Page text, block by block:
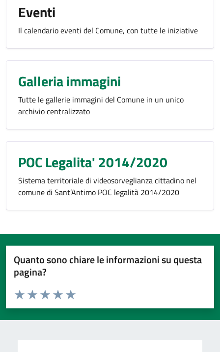
Eventi
Il calendario eventi del Comune, con tutte le iniziative
Galleria immagini
Tutte le gallerie immagini del Comune in un unico
archivio centralizzato
POC Legalita' 2014/2020
Sistema territoriale di videosorveglianza cittadino nel
comune di Sant’Antimo POC legalità 2014/2020
Quanto sono chiare le informazioni su questa
pagina?
Valuta da 1 a 5 stelle la pagina
Valuta 5 stelle su 5
Valuta 4 stelle su 5
Valuta 3 stelle su 5
Valuta 2 stelle su 5
Valuta 1 stelle su 5